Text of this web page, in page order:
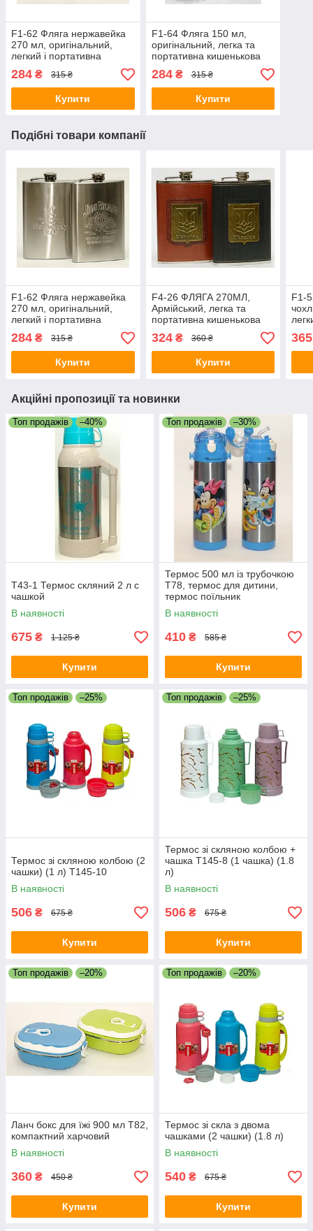
F1-62 Фляга нержавейка
270 мл, оригінальний,
легкий і портативна
кишенькова фляжка з
неіржавкої сталі
284 ₴ 315 ₴
Купити
F1-64 Фляга 150 мл,
оригінальний, легка та
портативна кишенькова
фляжка з неіржавкої сталі
284₴ 315 ₴
Купити
Подібні товари компанії
F1-62 Фляга нержавейка
270 мл, оригінальний,
легкий і портативна
неіржавкої сталі
284 ₴ 315 ₴
Купити
F4-26 ФЛЯГА 270МЛ,
Армійський, легка та
портативна кишенькова
фляжка з неіржавкої сталі
324₴ 360 ₴
Купити
F1-
365
Акційні пропозиції та новинки
Топ продажів –40%
Т43-1 Термос скляний 2 л с
чашкой
В наявності
675 ₴ 1 125 ₴
Купити
Топ продажів –30%
Термос 500 мл із трубочкою
T78, термос для дитини,
термос поїльник
В наявності
410 ₴ 585 ₴
Купити
Топ продажів –25%
Термос зі скляною колбою (2
чашки) (1 л) T145-10
В наявності
506 ₴ 675 ₴
Купити
Топ продажів –25%
Термос зі скляною колбою +
чашка T145-8 (1 чашка) (1.8
л)
В наявності
506 ₴ 675 ₴
Купити
Топ продажів –20%
Ланч бокс для їжі 900 мл T82,
компактний харчовий
В наявності
360 ₴ 450 ₴
Купити
Топ продажів –20%
Термос зі скла з двома
чашками (2 чашки) (1.8 л)
В наявності
540 ₴ 675 ₴
Купити